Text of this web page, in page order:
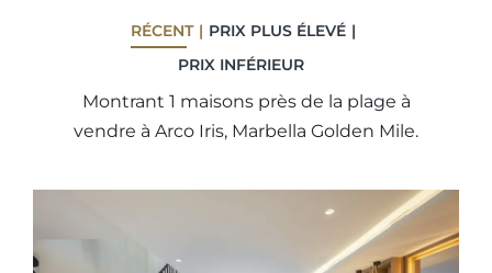
RÉCENT
PRIX ​​PLUS ÉLEVÉ
PRIX ​​INFÉRIEUR
Montrant 1 maisons près de la plage à
vendre à Arco Iris, Marbella Golden Mile.